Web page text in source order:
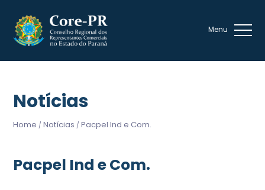
Notícias
Home / Notícias / Pacpel Ind e Com.
Pacpel Ind e Com.